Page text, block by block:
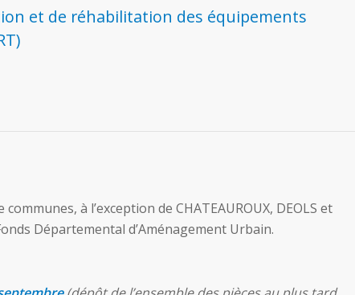
et de réhabilitation des équipements
à l’exception de CHATEAUROUX, DEOLS et
Départemental d’Aménagement Urbain.